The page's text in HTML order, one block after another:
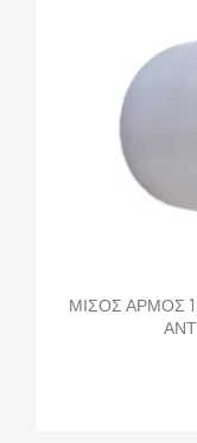
ΜΙΣΟΣ ΑΡΜΟΣ